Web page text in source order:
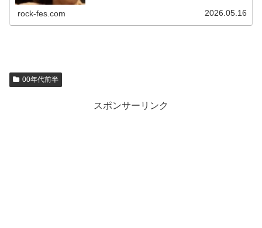
rock-fes.com 2026.05.16
00年代前半
スポンサーリンク